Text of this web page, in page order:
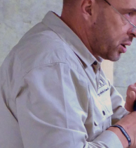
hervorgerufen
die Wahl des
und in
bzw. durch die
zu schweigen von